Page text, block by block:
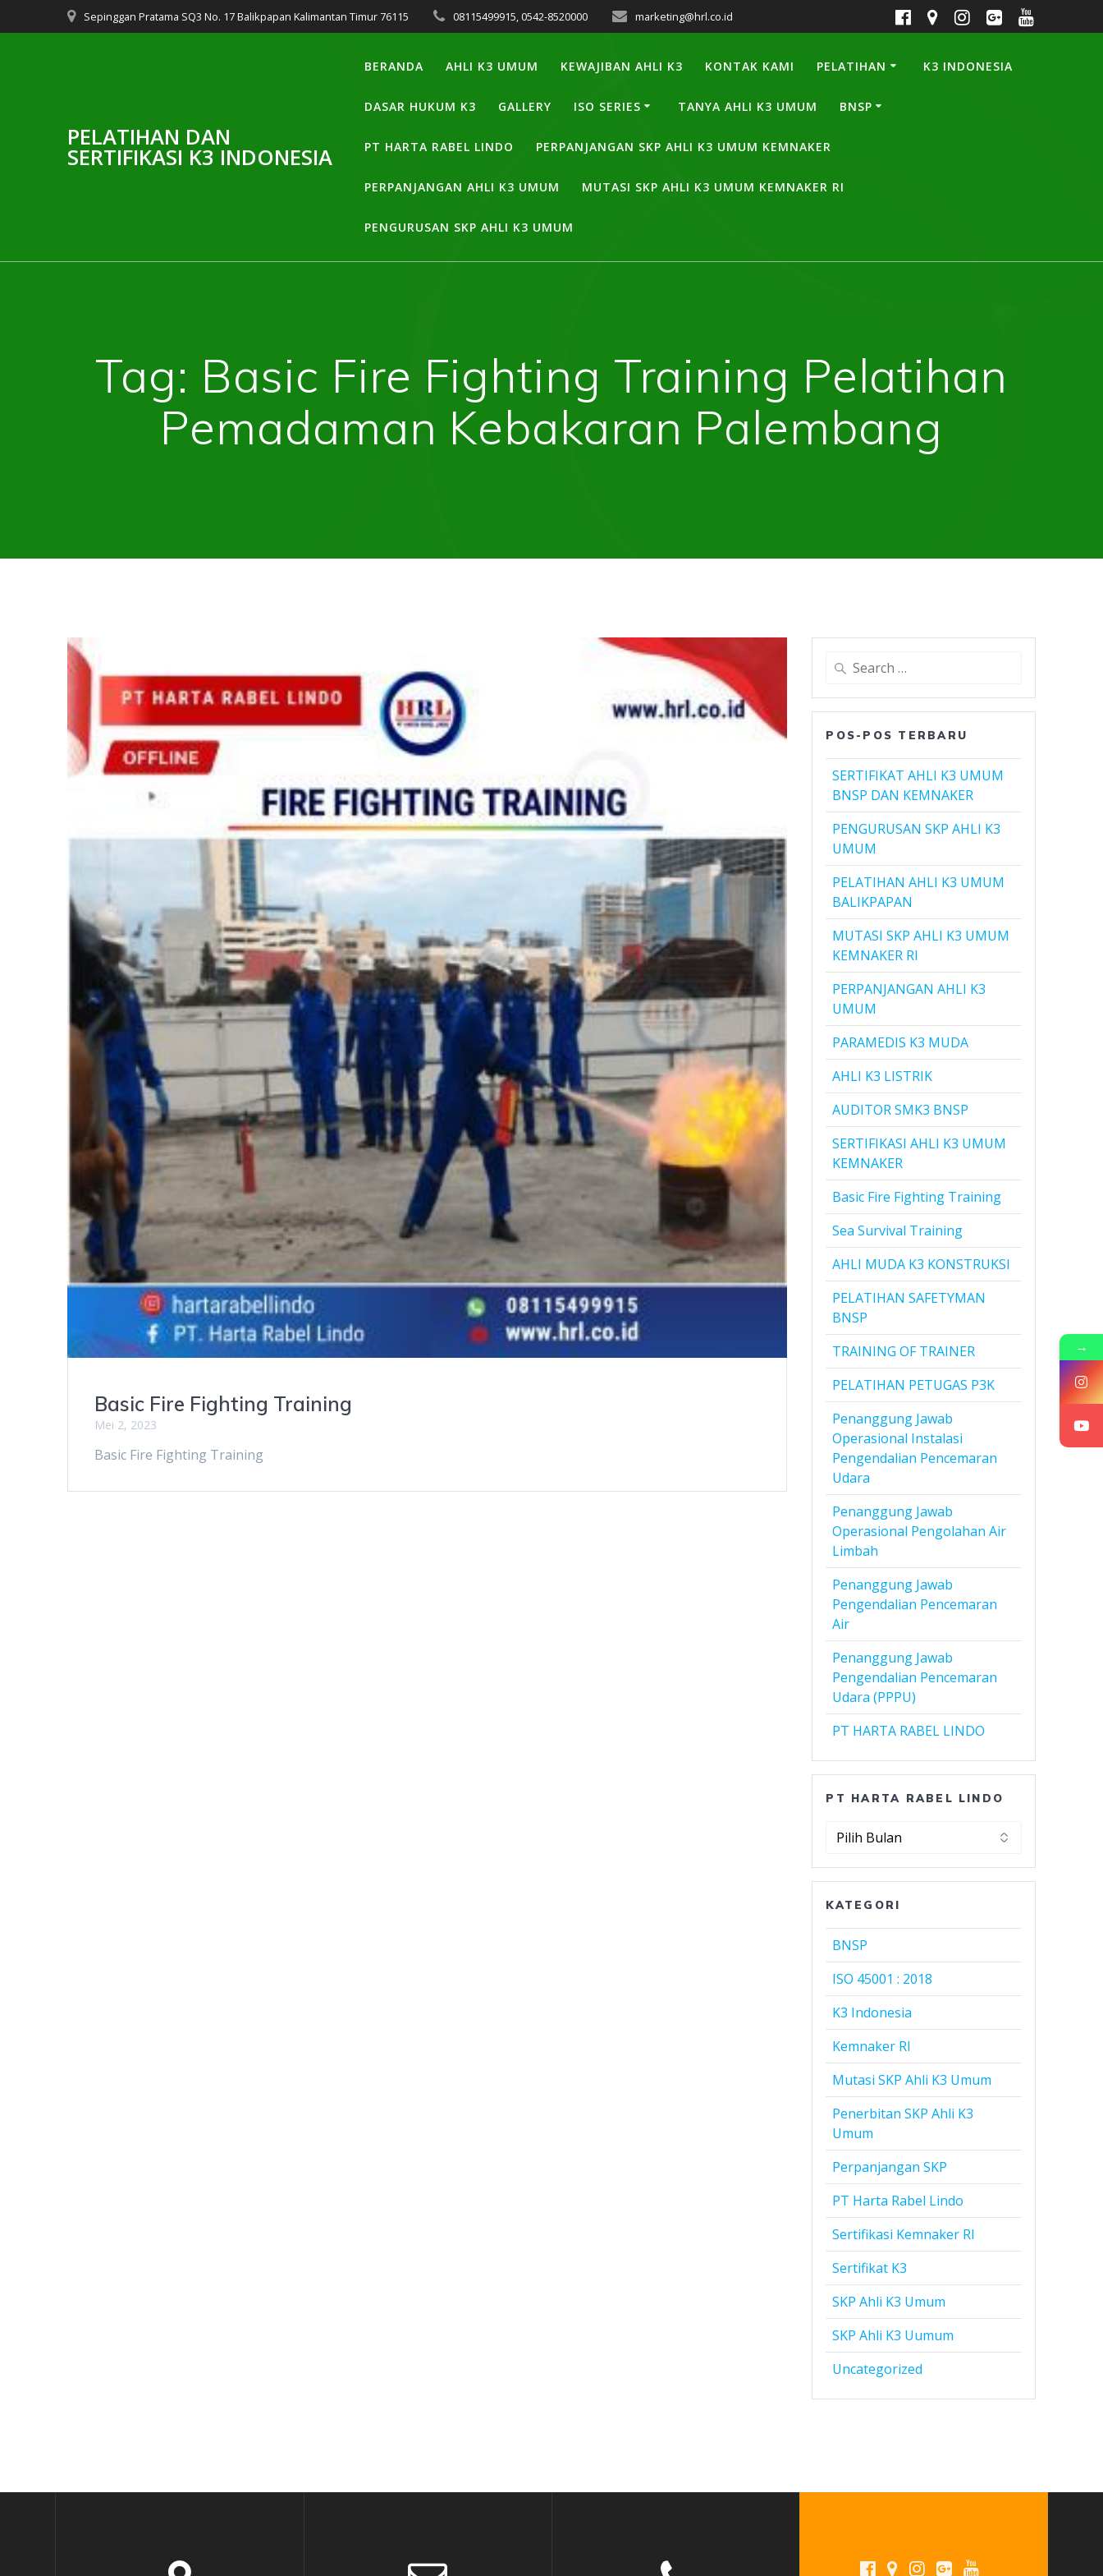
to
Sepinggan Pratama SQ3 No. 17 Balikpapan Kalimantan Timur 76115 08115499915, 0542-8520000 marketing@hrl.co.id
PELATIHAN DAN
SERTIFIKASI K3 INDONESIA
BERANDA AHLI K3 UMUM KEWAJIBAN AHLI K3 KONTAK KAMI PELATIHAN K3 INDONESIA
DASAR HUKUM K3 GALLERY ISO SERIES TANYA AHLI K3 UMUM BNSP
PT HARTA RABEL LINDO PERPANJANGAN SKP AHLI K3 UMUM KEMNAKER
PERPANJANGAN AHLI K3 UMUM MUTASI SKP AHLI K3 UMUM KEMNAKER RI
PENGURUSAN SKP AHLI K3 UMUM
Tag: Basic Fire Fighting Training Pelatihan
Pemadaman Kebakaran Palembang
Basic Fire Fighting Training
Mei 2, 2023
Basic Fire Fighting Training
Search
POS-POS TERBARU
SERTIFIKAT AHLI K3 UMUM
BNSP DAN KEMNAKER
PENGURUSAN SKP AHLI K3
UMUM
PELATIHAN AHLI K3 UMUM
BALIKPAPAN
MUTASI SKP AHLI K3 UMUM
KEMNAKER RI
PERPANJANGAN AHLI K3
UMUM
PARAMEDIS K3 MUDA
AHLI K3 LISTRIK
AUDITOR SMK3 BNSP
SERTIFIKASI AHLI K3 UMUM
KEMNAKER
Basic Fire Fighting Training
Sea Survival Training
AHLI MUDA K3 KONSTRUKSI
PELATIHAN SAFETYMAN
BNSP
TRAINING OF TRAINER
PELATIHAN PETUGAS P3K
Penanggung Jawab
Operasional Instalasi
Pengendalian Pencemaran
Udara
Penanggung Jawab
Operasional Pengolahan Air
Limbah
Penanggung Jawab
Pengendalian Pencemaran
Air
Penanggung Jawab
Pengendalian Pencemaran
Udara (PPPU)
PT HARTA RABEL LINDO
PT HARTA RABEL LINDO
PT
Rabel
KATEGORI
BNSP
ISO 45001 : 2018
K3 Indonesia
Kemnaker RI
Mutasi SKP Ahli K3 Umum
Penerbitan SKP Ahli K3
Umum
Perpanjangan SKP
PT Harta Rabel Lindo
Sertifikasi Kemnaker RI
Sertifikat K3
SKP Ahli K3 Umum
SKP Ahli K3 Uumum
Uncategorized
→